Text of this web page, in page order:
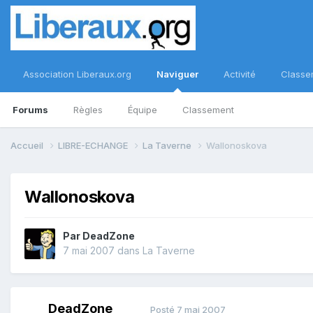
Association Liberaux.org Naviguer
Forums Règles Équipe Classement
Activité
Accueil LIBRE-ECHANGE La Taverne Wallonoskova
Wallonoskova
Par DeadZone
7 mai 2007 dans La Taverne
DeadZone Posté 7 mai 2007